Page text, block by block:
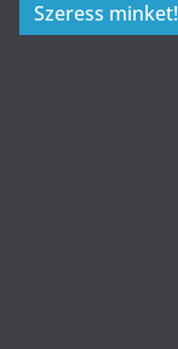
Szeress minket!